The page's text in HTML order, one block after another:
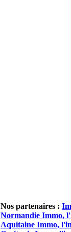
Nos partenaires :
Normandie Immo,
Aquitaine Immo,